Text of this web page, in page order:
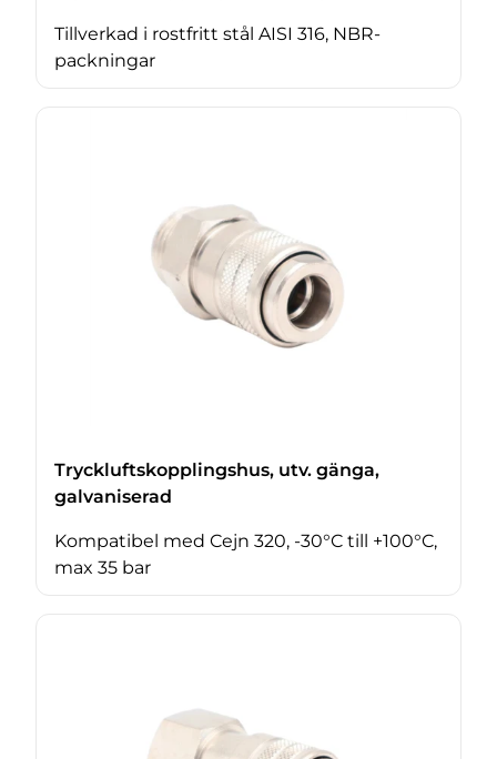
Tillverkad i rostfritt stål AISI 316, NBR-
packningar
Tryckluftskopplingshus, utv. gänga,
galvaniserad
Kompatibel med Cejn 320, -30°C till +100°C,
max 35 bar